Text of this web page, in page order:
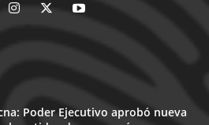
Poder Ejecutivo aprobó nueva